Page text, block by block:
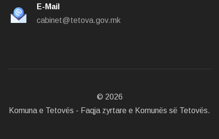
E-Mail
cabinet@tetova.gov.mk
© 2026
Komuna e Tetovës - Faqja zyrtare e Komunës së Tetovës.